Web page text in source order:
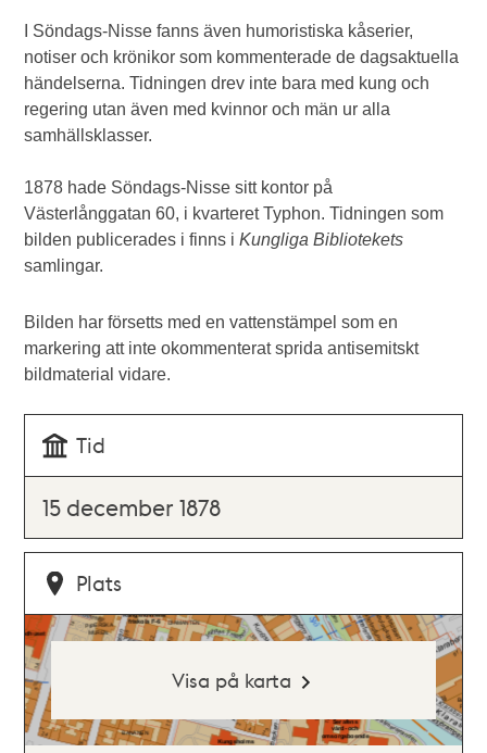
I Söndags-Nisse fanns även humoristiska kåserier,
notiser och krönikor som kommenterade de dagsaktuella
händelserna. Tidningen drev inte bara med kung och
regering utan även med kvinnor och män ur alla
samhällsklasser.
1878 hade Söndags-Nisse sitt kontor på
Västerlånggatan 60, i kvarteret Typhon. Tidningen som
bilden publicerades i finns iKungliga Bibliotekets
samlingar.
Bilden har försetts med en vattenstämpel som en
markering att inte okommenterat sprida antisemitskt
bildmaterial vidare.
Tid
15 december 1878
Plats
Visa på karta